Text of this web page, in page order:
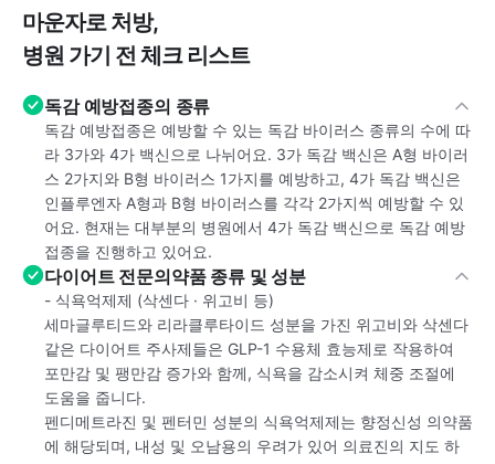
마운자로 처방,
병원 가기 전 체크 리스트
독감 예방접종의 종류
독감 예방접종은 예방할 수 있는 독감 바이러스 종류의 수에 따
라 3가와 4가 백신으로 나뉘어요. 3가 독감 백신은 A형 바이러
스 2가지와 B형 바이러스 1가지를 예방하고, 4가 독감 백신은
인플루엔자 A형과 B형 바이러스를 각각 2가지씩 예방할 수 있
어요. 현재는 대부분의 병원에서 4가 독감 백신으로 독감 예방
접종을 진행하고 있어요.
다이어트 전문의약품 종류 및 성분
- 식욕억제제 (삭센다 · 위고비 등)
세마글루티드와 리라클루타이드 성분을 가진 위고비와 삭센다
같은 다이어트 주사제들은 GLP-1 수용체 효능제로 작용하여
포만감 및 팽만감 증가와 함께, 식욕을 감소시켜 체중 조절에
도움을 줍니다.
펜디메트라진 및 펜터민 성분의 식욕억제제는 향정신성 의약품
에 해당되며, 내성 및 오남용의 우려가 있어 의료진의 지도 하